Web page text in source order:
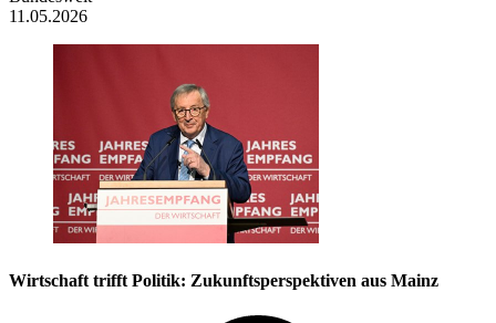
11.05.2026
Wirtschaft trifft Politik: Zukunftsperspektiven aus Mainz